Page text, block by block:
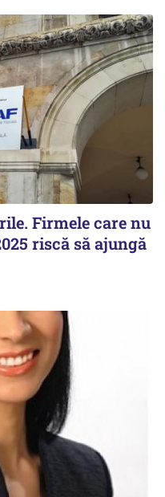
Firmele care nu
riscă să ajungă